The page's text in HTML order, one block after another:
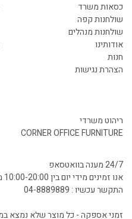
כסאות משרד
שולחנות קפה
שולחנות מנהלים
אודותינו
חנות
הצהרת נגישות
ריהוט משרדי
CORNER OFFICE FURNITURE
24/7 מענה בוואטסאפ
אנו זמינים מידי יום בין 10:00-20:00 מלבד שישי
התקשר עכשיו : 04-8889889